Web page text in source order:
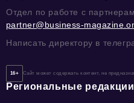
Отдел по работе с
partner@business-
Написать директору в
16+ Сайт может содержать контент, не
Региональные редакции